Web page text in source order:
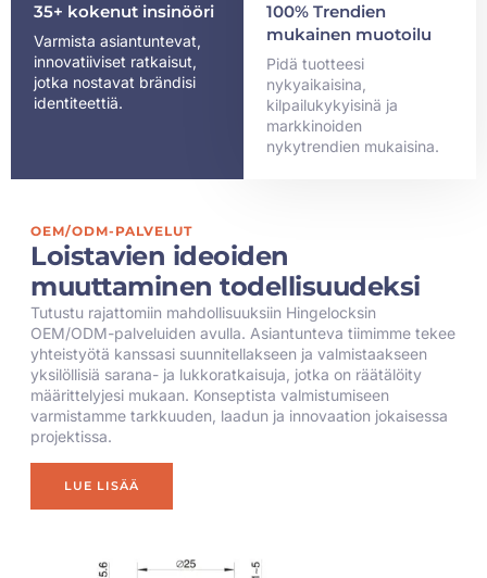
OEM/ODM-PALVELUT
Loistavien ideoiden
muuttaminen todellisuudeksi
Tutustu rajattomiin mahdollisuuksiin Hingelocksin
OEM/ODM-palveluiden avulla. Asiantunteva tiimimme tekee
yhteistyötä kanssasi suunnitellakseen ja valmistaakseen
yksilöllisiä sarana- ja lukkoratkaisuja, jotka on räätälöity
määrittelyjesi mukaan. Konseptista valmistumiseen
varmistamme tarkkuuden, laadun ja innovaation jokaisessa
projektissa.
LUE LISÄÄ
35+ kokenut insinööri
Varmista asiantuntevat,
innovatiiviset ratkaisut,
jotka nostavat brändisi
identiteettiä.
100% Trendien
mukainen muotoilu
Pidä tuotteesi
nykyaikaisina,
kilpailukykyisinä ja
markkinoiden
nykytrendien mukaisina.